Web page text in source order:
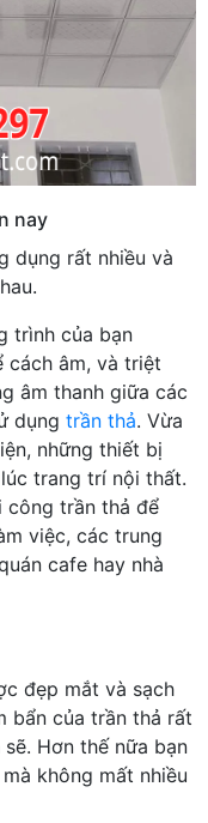
nay
dụng rất nhiều và
trình của bạn
cách âm, và triệt
âm thanh giữa các
dụng trần thả. Vừa
những thiết bị
trang trí nội thất.
công trần thả để
việc, các trung
cafe hay nhà
đẹp mắt và sạch
bẩn của trần thả rất
Hơn thế nữa bạn
không mất nhiều